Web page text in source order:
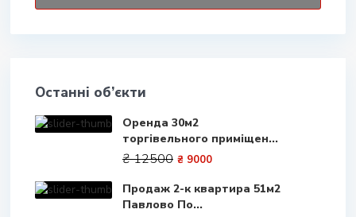
Останні об’єкти
Оренда 30м2
торгівельного приміщен...
₴ 12500 ₴ 9000
Продаж 2-к квартира 51м2
Павлово По...